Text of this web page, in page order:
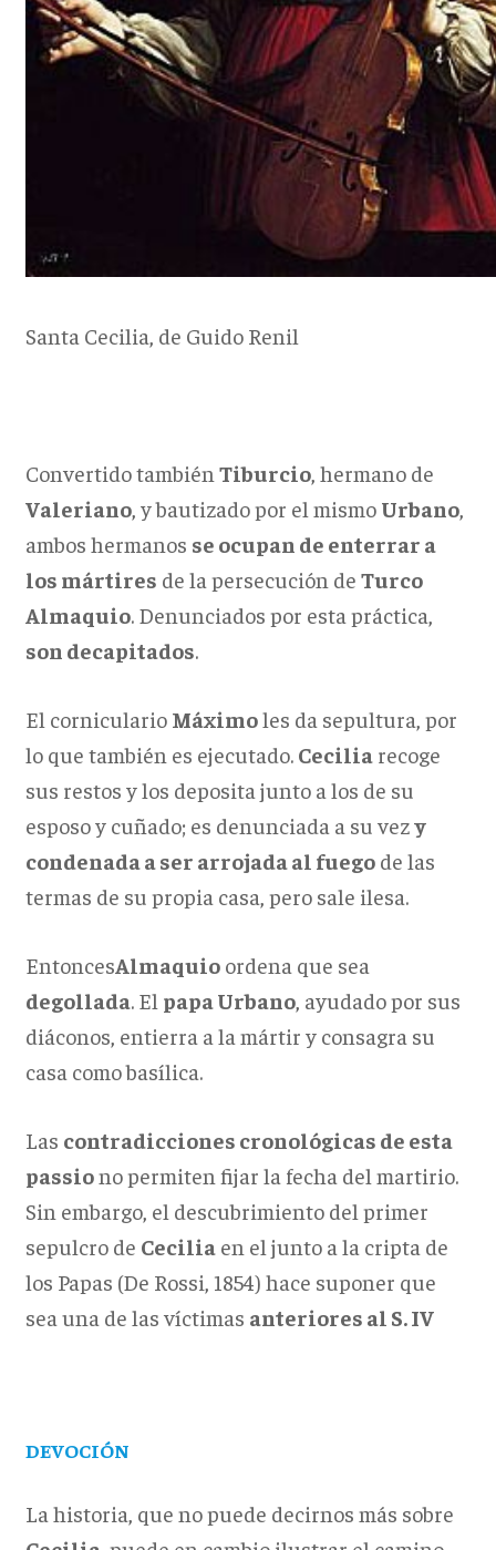
Santa Cecilia, de Guido Renil
Convertido también Tiburcio, hermano de
Valeriano, y bautizado por el mismo Urbano,
ambos hermanos se ocupan de enterrar a
los mártires de la persecución de Turco
Almaquio. Denunciados por esta práctica,
son decapitados.
El corniculario Máximoles da sepultura, por
lo que también es ejecutado. Ceciliarecoge
sus restos y los deposita junto a los de su
esposo y cuñado; es denunciada a su vezy
condenada a ser arrojada al fuegode las
termas de su propia casa, pero sale ilesa.
EntoncesAlmaquioordena que sea
degollada. El papa Urbano, ayudado por sus
diáconos, entierra a la mártir y consagra su
casa como basílica.
Las contradicciones cronológicas de esta
passiono permiten fijar la fecha del martirio.
Sin embargo, el descubrimiento del primer
sepulcro de Ceciliaen el junto a la cripta de
los Papas (De Rossi, 1854) hace suponer que
sea una de las víctimas anteriores al S. IV
DEVOCIÓN
La historia, que no puede decirnos más sobre